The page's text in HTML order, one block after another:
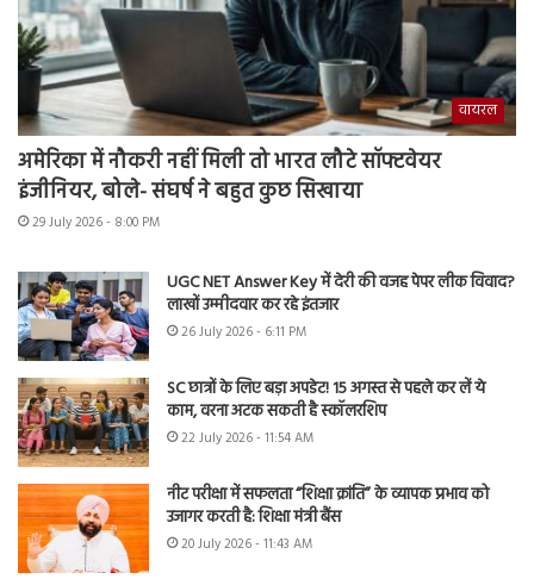
वायरल
अमेरिका में नौकरी नहीं मिली तो भारत लौटे सॉफ्टवेयर
इंजीनियर, बोले- संघर्ष ने बहुत कुछ सिखाया
29 July 2026 - 8:00 PM
UGC NET Answer Key में देरी की वजह पेपर लीक विवाद?
लाखों उम्मीदवार कर रहे इंतजार
26 July 2026 - 6:11 PM
SC छात्रों के लिए बड़ा अपडेट! 15 अगस्त से पहले कर लें ये
काम, वरना अटक सकती है स्कॉलरशिप
22 July 2026 - 11:54 AM
नीट परीक्षा में सफलता “शिक्षा क्रांति” के व्यापक प्रभाव को
उजागर करती है: शिक्षा मंत्री बैंस
20 July 2026 - 11:43 AM